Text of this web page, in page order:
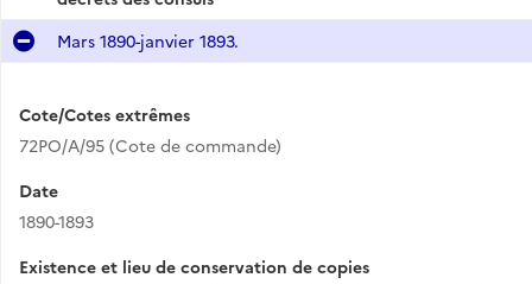
Mars 1890-janvier 1893.
Cote/Cotes extrêmes
72PO/A/95 (Cote de commande)
Date
1890-1893
Existence et lieu de conservation de copies